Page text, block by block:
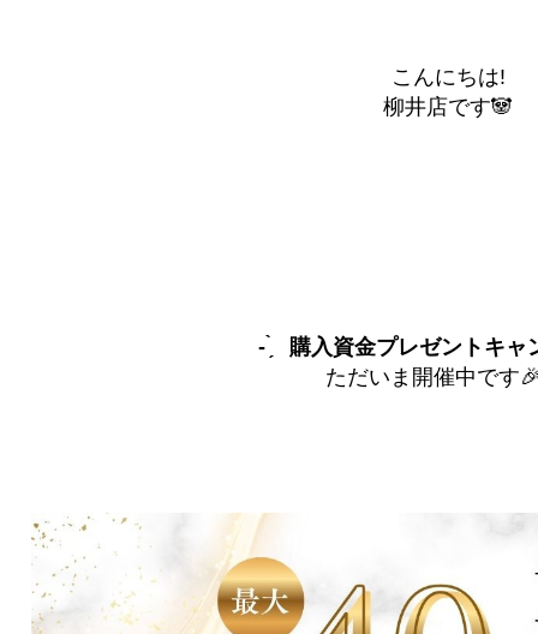
こんにちは!
柳井店です🐼
- ̗̀ 購入資金プレゼントキ
ただいま開催中です